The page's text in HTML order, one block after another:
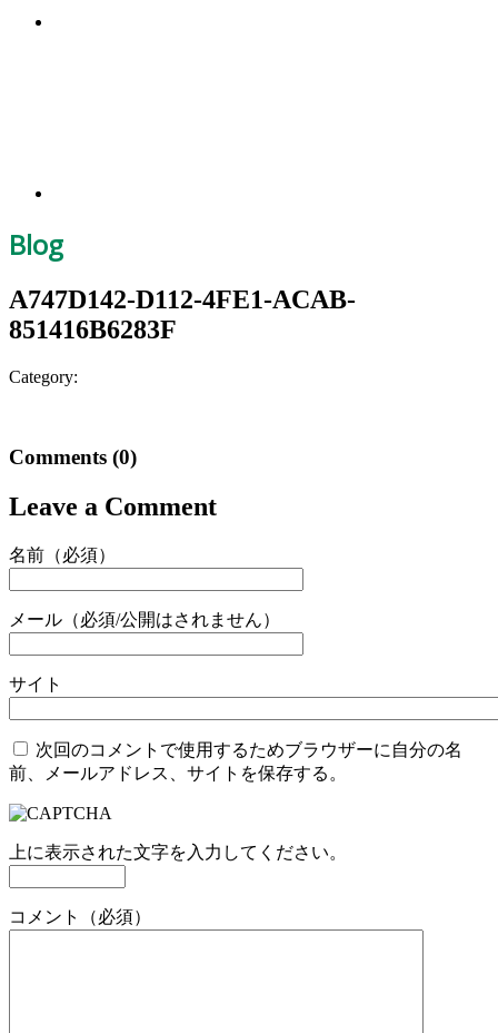
Blog
A747D142-D112-4FE1-ACAB-
851416B6283F
Category:
Comments (0)
Leave a Comment
名前（必須）
メール（必須/公開はされません）
サイト
次回のコメントで使用するためブラウザーに自分の名
前、メールアドレス、サイトを保存する。
上に表示された文字を入力してください。
コメント（必須）